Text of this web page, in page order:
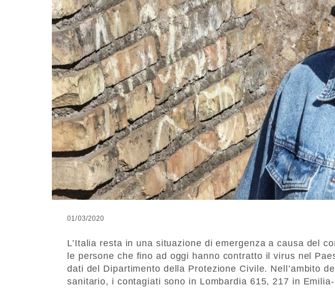
01/03/2020
L’Italia resta in una situazione di emergenza a causa del
le persone che fino ad oggi hanno contratto il virus nel
dati del Dipartimento della Protezione Civile. Nell’ambito
sanitario, i contagiati sono in Lombardia 615, 217 in